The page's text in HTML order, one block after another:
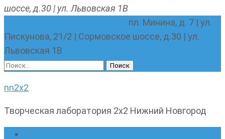
шоссе, д.30 | ул. Львовская 1В
пл. Минина, д. 7 | ул.
Пискунова, 21/2 | Сормовское шоссе, д.30 | ул.
Львовская 1В
Найти:
nn2x2
Творческая лаборатория 2х2 Нижний Новгород